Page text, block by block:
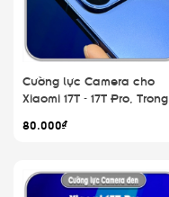
Cường lực Camera cho
Xiaomi 17T - 17T Pro, Trong
80.000₫